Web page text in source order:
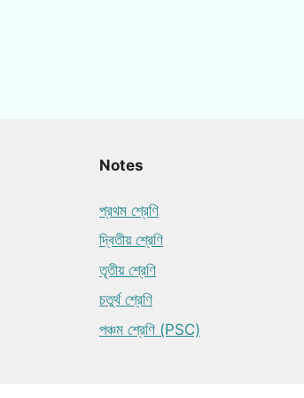
Notes
প্রথম শ্রেণি
দ্বিতীয় শ্রেণি
তৃতীয় শ্রেণি
চতুর্থ শ্রেণি
পঞ্চম শ্রেণি (PSC)